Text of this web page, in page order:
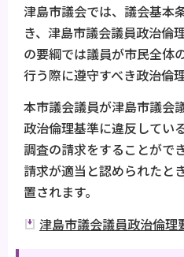
津島市議会では、議会基本
き、津島市議会議員政治倫
の要綱では議員が市民全体
行う際に遵守すべき政治倫
本市議会議員が津島市議会
政治倫理基準に違反してい
調査の請求をすることがで
請求が適当と認められたと
置されます。
津島市議会議員政治倫理